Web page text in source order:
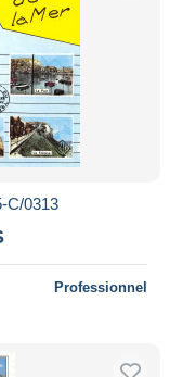
C/0313
Professionnel